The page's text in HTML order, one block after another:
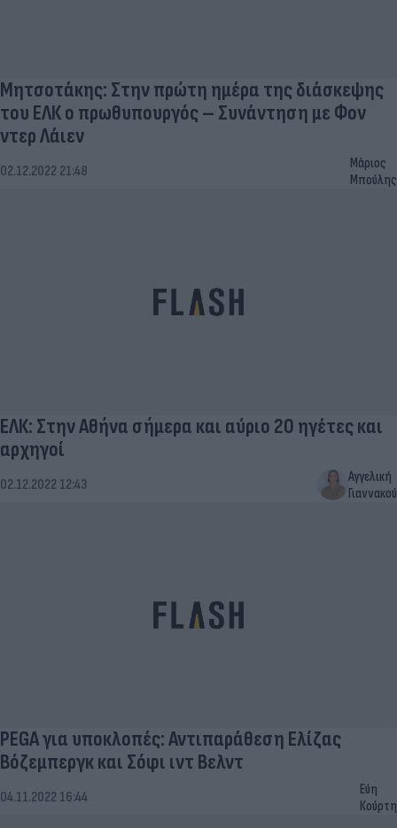
Μητσοτάκης: Στην πρώτη ημέρα της διάσκεψης
του ΕΛΚ ο πρωθυπουργός – Συνάντηση με Φον
ντερ Λάιεν
02.12.2022 21:48
Μάριος
Μπούλης
ΕΛΚ: Στην Αθήνα σήμερα και αύριο 20 ηγέτες και
αρχηγοί
02.12.2022 12:43
Αγγελική
Γιαννακού
PEGA για υποκλοπές: Αντιπαράθεση Ελίζας
Βόζεμπεργκ και Σόφι ιντ Βελντ
04.11.2022 16:44
Εύη
Κούρτη